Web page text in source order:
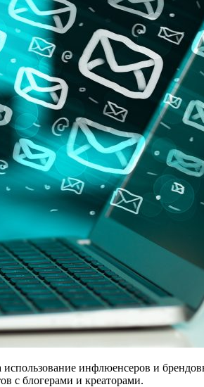
инфлюенсеров и
с блогерами и креаторами.